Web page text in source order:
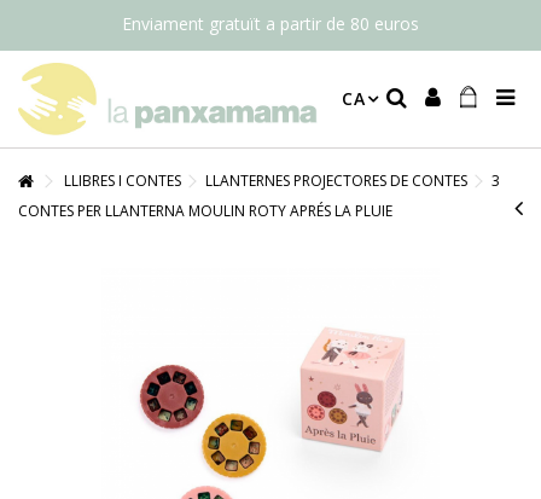
Enviament gratuït a partir de 80 euros
CA
LLIBRES I CONTES LLANTERNES PROJECTORES DE CONTES
3
CONTES PER LLANTERNA MOULIN ROTY APRÉS LA PLUIE